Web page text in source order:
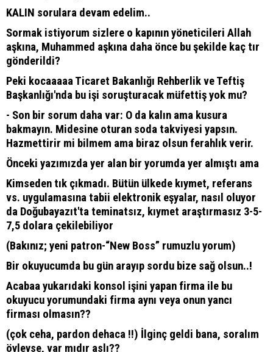
KALIN sorulara devam edelim..
Sormak istiyorum sizlere o kapının yöneticileri Allah
aşkına, Muhammed aşkına daha önce bu şekilde kaç tır
gönderildi?
Peki kocaaaaa Ticaret Bakanlığı Rehberlik ve Teftiş
Başkanlığı'nda bu işi soruşturacak müfettiş yok mu?
- Son bir sorum daha var: O da kalın ama kusura
bakmayın. Midesine oturan soda takviyesi yapsın.
Hazmettirir mi bilmem ama biraz olsun ferahlık verir.
Önceki yazımızda yer alan bir yorumda yer almıştı ama
Kimseden tık çıkmadı. Bütün ülkede kıymet, referans
vs. uygulamasına tabii elektronik eşyalar, nasıl oluyor
da Doğubayazıt'ta teminatsız, kıymet araştırmasız 3-5-
7,5 dolara çekilebiliyor
(Bakınız; yeni patron-“New Boss” rumuzlu yorum)
Bir okuyucumda bu gün arayıp sordu bize sağ olsun..!
Acabaa yukarıdaki konsol işini yapan firma ile bu
okuyucu yorumundaki firma aynı veya onun yancı
firması olmasın??
(çok ceha, pardon dehaca !!) İlginç geldi bana, soralım
öyleyse, var mıdır aslı??